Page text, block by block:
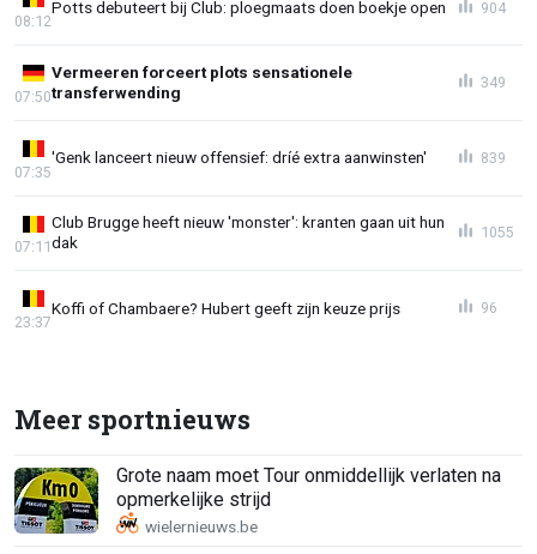
Potts debuteert bij Club: ploegmaats doen boekje open
08:12
904
Vermeeren forceert plots sensationele
transferwending
07:50
349
'Genk lanceert nieuw offensief: dríé extra aanwinsten'
07:35
839
Club Brugge heeft nieuw 'monster': kranten gaan uit hun
dak
07:11
1055
Koffi of Chambaere? Hubert geeft zijn keuze prijs
23:37
96
Meer sportnieuws
Grote naam moet Tour onmiddellijk verlaten na
opmerkelijke strijd